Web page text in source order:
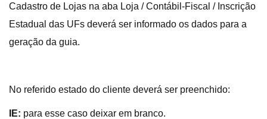
Cadastro de Lojas na aba Loja / Contábil-Fiscal / Inscrição
Estadual das UFs deverá ser informado os dados para a
geração da guia.
No referido estado do cliente deverá ser preenchido:
IE: para esse caso deixar em branco.